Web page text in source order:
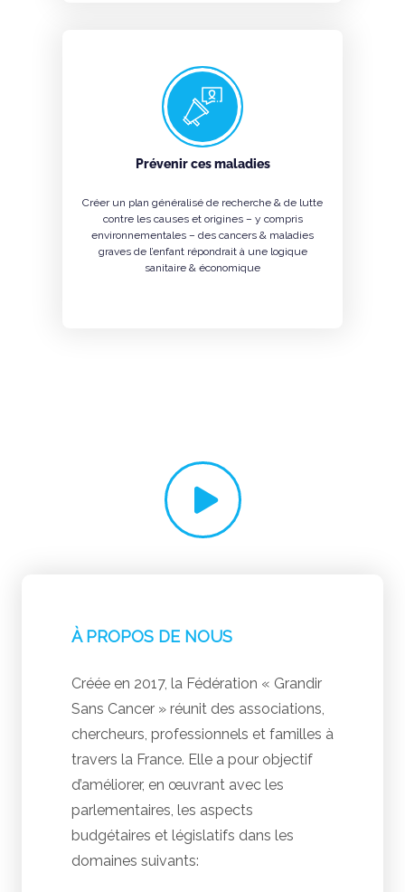
Prévenir ces maladies
Créer un plan généralisé de recherche & de lutte
contre les causes et origines – y compris
environnementales – des cancers & maladies
graves de l’enfant répondrait à une logique
sanitaire & économique
À PROPOS DE NOUS
Créée en 2017, la Fédération « Grandir
Sans Cancer » réunit des associations,
chercheurs, professionnels et familles à
travers la France. Elle a pour objectif
d’améliorer, en œuvrant avec les
parlementaires, les aspects
budgétaires et législatifs dans les
domaines suivants: